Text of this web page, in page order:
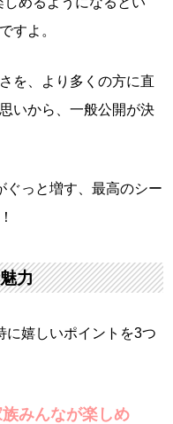
すよ。
を、より多くの方に直
いから、一般公開が決
ぐっと増す、最高のシー
力
に嬉しいポイントを3つ
みんなが楽しめ